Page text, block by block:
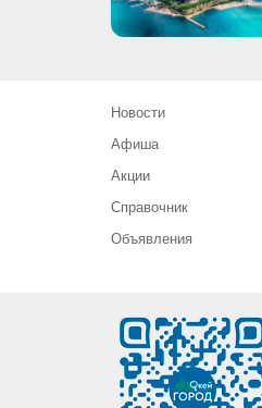
Новости
Афиша
Акции
Справочник
Объявления